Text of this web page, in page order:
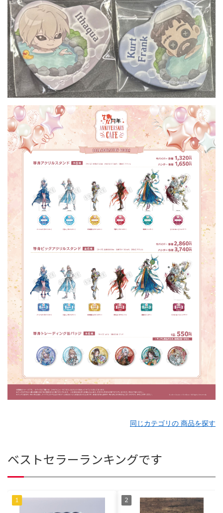
同じカテゴリの 商品を探す
ベストセラーランキングです